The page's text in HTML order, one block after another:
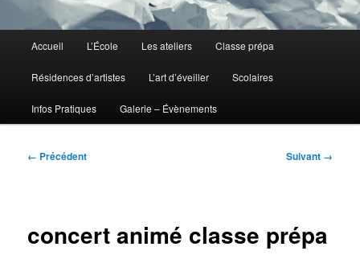
principal
Accueil L’École Les ateliers Classe prépa
Résidences d’artistes L’art d’éveiller Scolaires
Infos Pratiques Galerie – Évènements
Navigation
← Précédent Suivant →
concert animé classe prépa